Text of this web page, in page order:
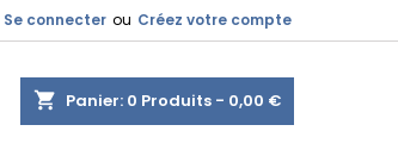
Se connecter ou Créez votre compte
shopping_cart Panier: 0 Produits - 0,00 €